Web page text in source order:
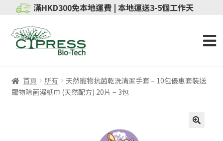
滿HKD300免本地運費 | 本地運送3-5個工作天
首頁 所有
天然寵物抗菌乾洗清潔手套 – 10包優惠套裝送
寵物除菌濕紙巾 (天然配方) 20片 – 3包